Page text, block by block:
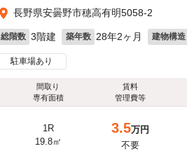
長野県安曇野市穂高有明5058-2
総階数 3階建 築年数 28年2ヶ月 建物構造
駐車場あり
間取り
専有面積
賃料
管理費等
1R
19.8㎡
3.5万円
不要